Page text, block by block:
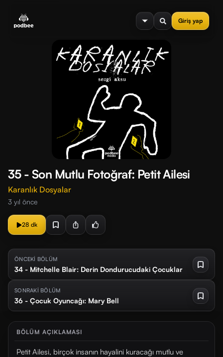
Giriş yap
menu
35 - Son Mutlu Fotoğraf: Petit Ailesi
Karanlık Dosyalar
3 yıl önce
28 dk
ÖNCEKİ BÖLÜM
34 - Mitchelle Blair: Derin Dondurucudaki Çocuklar
SONRAKİ BÖLÜM
36 - Çocuk Oyuncağı: Mary Bell
BÖLÜM AÇIKLAMASI
Petit Ailesi, birçok insanın hayalini kuracağı mutlu ve